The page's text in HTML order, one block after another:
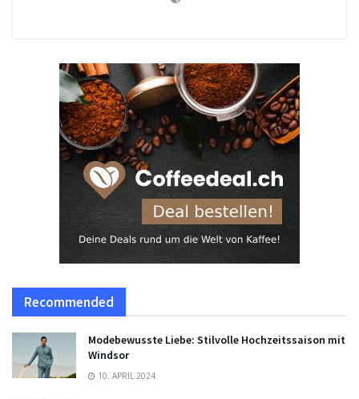
Recommended
Modebewusste Liebe: Stilvolle Hochzeitssaison mit
Windsor
10. APRIL 2024